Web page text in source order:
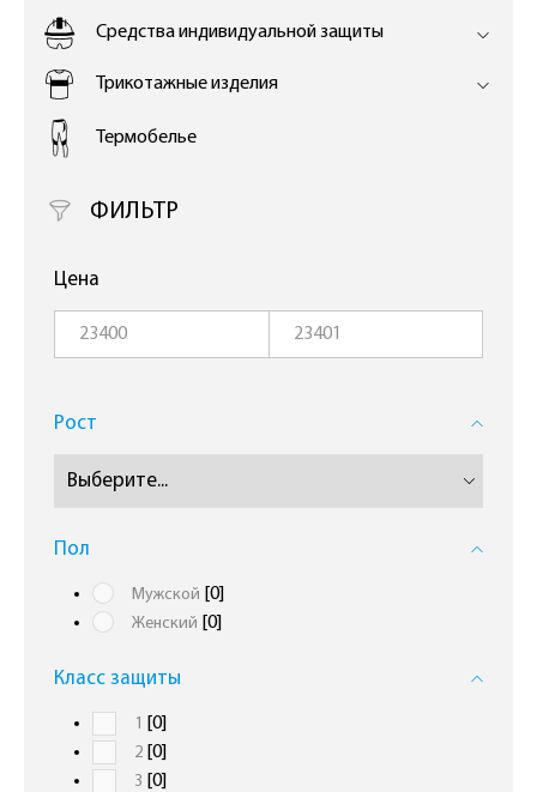
Средства индивидуальной защиты
Трикотажные изделия
Термобелье
ФИЛЬТР
Цена
Рост
Пол
Мужской [0]
Женский [0]
Класс защиты
1 [0]
2 [0]
3 [0]